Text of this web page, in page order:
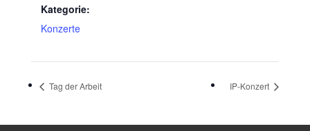
Kategorie:
Konzerte
Tag der Arbeit IP-Konzert